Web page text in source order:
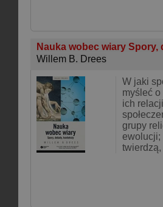
Nauka wobec wiary
Willem B. Drees
W jaki
myśleć
ich
grupy
ewolucji;